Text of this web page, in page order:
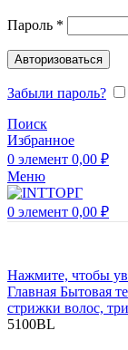
Пароль *
Авторизоваться
Забыли пароль?
Поиск
Избранное
0 элемент 0,00 ₽
Меню
0 элемент 0,00 ₽
Нажмите, чтобы
Главная Бытовая
стрижки волос,
5100BL